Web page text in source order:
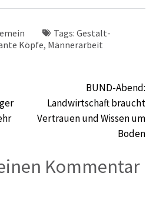
Tags: Gestalt-
Köpfe, Männerarbeit
BUND-Abend:
Landwirtschaft braucht
Vertrauen und Wissen um
Boden
Kommentar